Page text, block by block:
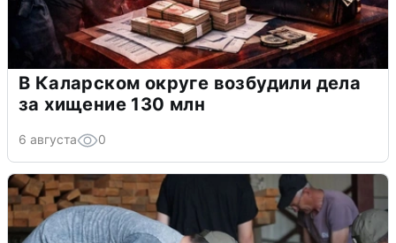
В Каларском округе возбудили дела
за хищение 130 млн
6 августа 0